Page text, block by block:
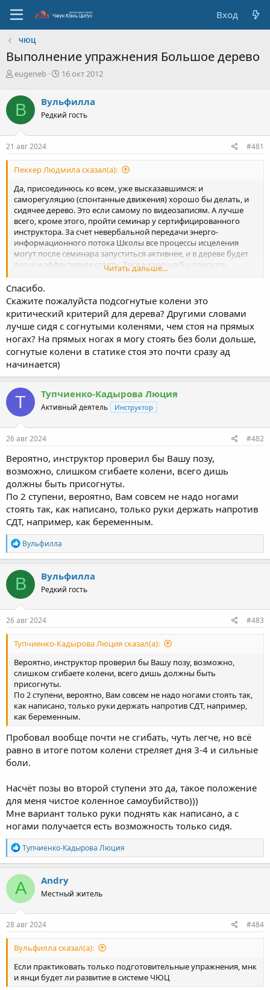
Вход
ЧЮЦ
Выполнение упражнения Большое дерево
А
т
о
р
т
е
м
eugeneb
Д
а
с
з
н
я
16 окт 2012
В Вульфилла
Редкий гость
21 авг 2024 #481
Пеккер Людмила сказал(а):
Да, присоединюсь ко всем, уже высказавшимся: и
саморегуляцию (спонтанные движения) хорошо бы делать, и
сидячее дерево. Это если самому по видеозаписям. А лучше
всего, кроме этого, пройти семинар у сертифицированного
инструктора. За счет невербальной передачи энерго-
информационного потока Школы все процессы исцеления
могут после семинара запуститься активнее, и в дереве будет
легче и эффективнее стоять. Также хорошо бы поискать
имидж-терапевтов в Вашем регионе, которые могли бы
поработать с Вашей проблемой, предложить подходящие
БАДы. И еще немаловажным помогающим фактором может
быть какая-то диета.
Читать дальше...
Спасибо.
Скажите пожалуйста подсогнутые колени это
критический критерий для дерева? Другими словами
лучше сидя с согнутыми коленями, чем стоя на прямых
ногах? На прямых ногах я могу стоять без боли дольше,
согнутые колени в статике стоя это почти сразу ад
начинается)
Т Тупчиенко-Кадырова Люция
Активный деятель Инструктор
26 авг 2024 #482
Вероятно, инструктор проверил бы Вашу позу,
возможно, слишком сгибаете колени, всего дишь
должны быть присогнуты.
По 2 ступени, вероятно, Вам совсем не надо ногами
стоять так, как написано, только руки держать напротив
СДТ, например, как беременным.
R
e
a
c
t
i
o
n
s
Вульфилла
В Вульфилла
Редкий гость
26 авг 2024 #483
Тупчиенко-Кадырова Люция сказал(а):
Вероятно, инструктор проверил бы Вашу позу, возможно,
слишком сгибаете колени, всего дишь должны быть
присогнуты.
По 2 ступени, вероятно, Вам совсем не надо ногами стоять так,
как написано, только руки держать напротив СДТ, например,
как беременным.
Пробовал вообще почти не сгибать, чуть легче, но всё
равно в итоге потом колени стреляет дня 3-4 и сильные
боли.
Насчёт позы во второй ступени это да, такое положение
для меня чистое коленное самоубийство)))
Мне вариант только руки поднять как написано, а с
ногами получается есть возможность только сидя.
R
e
a
c
t
o
n
s
Тупчиенко-Кадырова Люция
A Andry
Местный житель
28 авг 2024 #484
Вульфилла сказал(а):
Если практиковать только подготовительные упражнения, мнк
и янци будет ли развитие в системе ЧЮЦ